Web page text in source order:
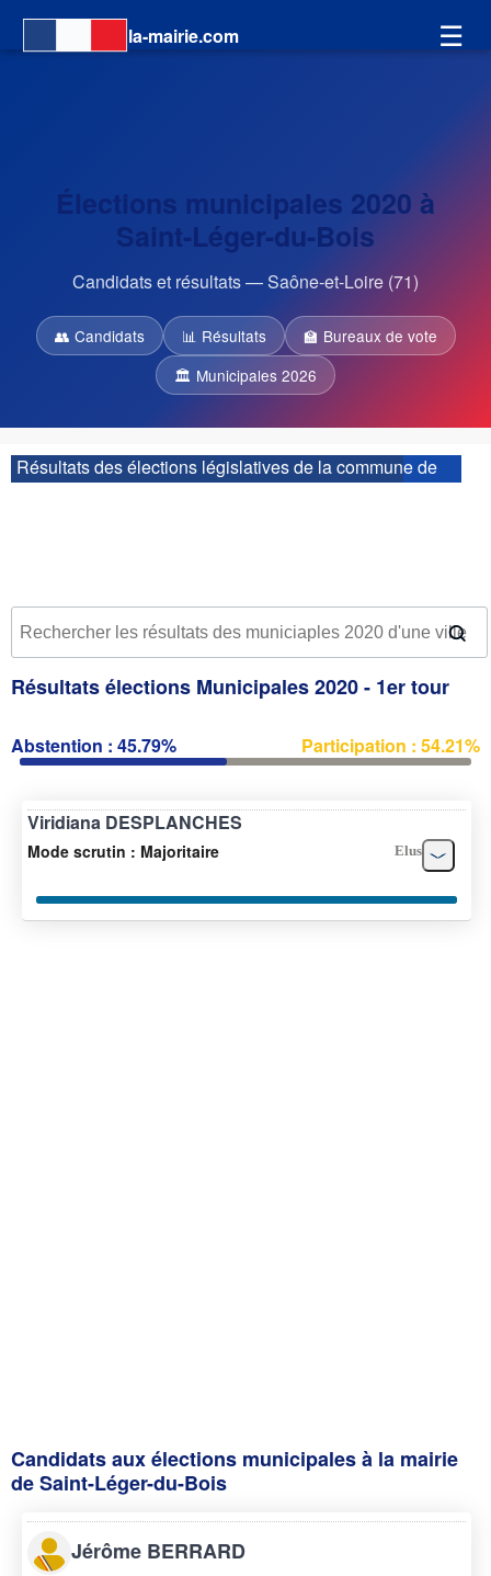
la-mairie.com ☰
Élections municipales 2020 à
Saint-Léger-du-Bois
Candidats et résultats — Saône-et-Loire (71)
👥 Candidats 📊 Résultats
🏫 Bureaux de vote
🏛 Municipales 2026
Résultats des élections législatives de la commune de
Saint-Léger-du-Bois :| 3ème circonscription
Résultats élections Municipales 2020 - 1er tour
Abstention : 45.79% Participation : 54.21%
Viridiana DESPLANCHES
Mode scrutin : Majoritaire Elus
Candidats aux élections municipales à la mairie
de Saint-Léger-du-Bois
Jérôme BERRARD